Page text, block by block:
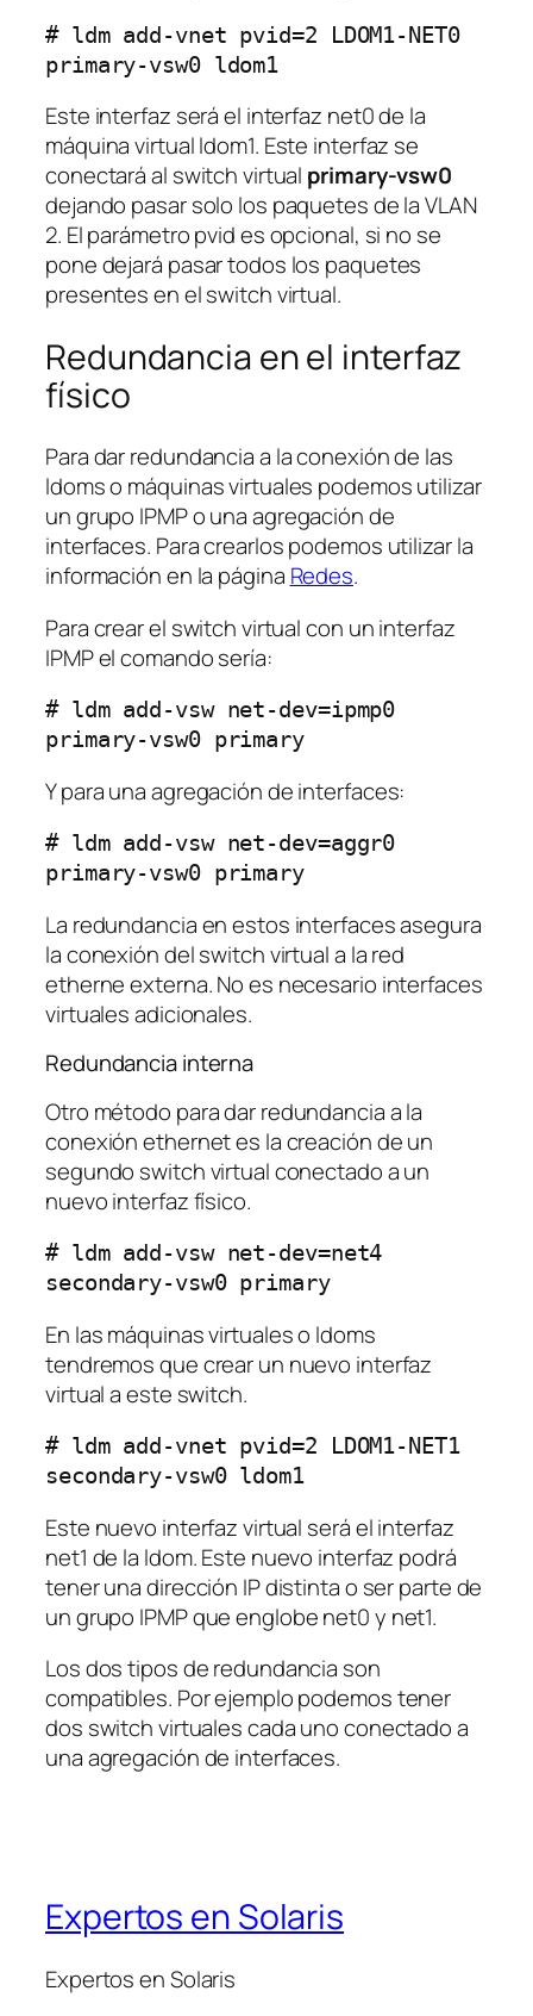
# ldm add-vnet pvid=2 LDOM1-NET0
primary-vsw0 ldom1
Este interfaz será el interfaz net0 de la
máquina virtual ldom1. Este interfaz se
conectará al switch virtual primary-vsw0
dejando pasar solo los paquetes de la VLAN
2. El parámetro pvid es opcional, si no se
pone dejará pasar todos los paquetes
presentes en el switch virtual.
Redundancia en el interfaz
físico
Para dar redundancia a la conexión de las
ldoms o máquinas virtuales podemos utilizar
un grupo IPMP o una agregación de
interfaces. Para crearlos podemos utilizar la
información en la página Redes.
Para crear el switch virtual con un interfaz
IPMP el comando sería:
# ldm add-vsw net-dev=ipmp0
primary-vsw0 primary
Y para una agregación de interfaces:
# ldm add-vsw net-dev=aggr0
primary-vsw0 primary
La redundancia en estos interfaces asegura
la conexión del switch virtual a la red
etherne externa. No es necesario interfaces
virtuales adicionales.
Redundancia interna
Otro método para dar redundancia a la
conexión ethernet es la creación de un
segundo switch virtual conectado a un
nuevo interfaz físico.
# ldm add-vsw net-dev=net4
secondary-vsw0 primary
En las máquinas virtuales o ldoms
tendremos que crear un nuevo interfaz
virtual a este switch.
# ldm add-vnet pvid=2 LDOM1-NET1
secondary-vsw0 ldom1
Este nuevo interfaz virtual será el interfaz
net1 de la ldom. Este nuevo interfaz podrá
tener una dirección IP distinta o ser parte de
un grupo IPMP que englobe net0 y net1.
Los dos tipos de redundancia son
compatibles. Por ejemplo podemos tener
dos switch virtuales cada uno conectado a
una agregación de interfaces.
Expertos en Solaris
Expertos en Solaris